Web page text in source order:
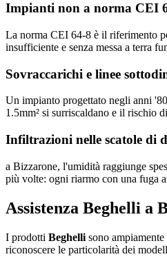
Impianti non a norma CEI
La norma CEI 64-8 è il riferimento
insufficiente e senza messa a terra
Sovraccarichi e linee
Un impianto progettato negli anni
1.5mm² si surriscaldano e il rischio
Infiltrazioni nelle scatole di
a Bizzarone, l'umidità raggiunge
più volte: ogni riarmo con una fuga
Assistenza Beghelli a
I prodotti Beghelli sono
riconoscere le particolarità dei